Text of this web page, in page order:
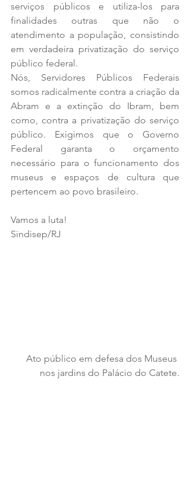
serviços públicos e utiliza-los para
finalidades outras que não o
atendimento a população, consistindo
em verdadeira privatização do serviço
público federal.
Nós, Servidores Públicos Federais
somos radicalmente contra a criação da
Abram e a extinção do Ibram, bem
como, contra a privatização do serviço
público. Exigimos que o Governo
Federal garanta o orçamento
necessário para o funcionamento dos
museus e espaços de cultura que
pertencem ao povo brasileiro.
Vamos a luta!
Sindisep/RJ
Ato público em defesa dos Museus
nos jardins do Palácio do Catete.